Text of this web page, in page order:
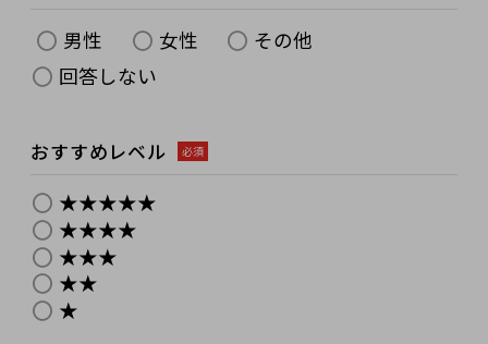
男性 女性
その他
回答しない
おすすめレベル 必須
★★★★★
★★★★
★★★
★★
★